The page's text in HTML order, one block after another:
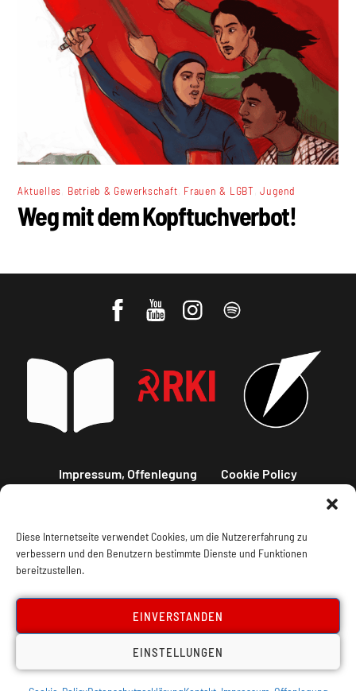
Diese Internetseite verwendet Cookies, um die Nutzererfahrung zu
verbessern und den Benutzern bestimmte Dienste und Funktionen
bereitzustellen.
EINVERSTANDEN
EINSTELLUNGEN
Aktuelles Betrieb & Gewerkschaft Frauen & LGBT ,Jugend
Weg mit dem Kopftuchverbot!
Impressum, Offenlegung Cookie Policy